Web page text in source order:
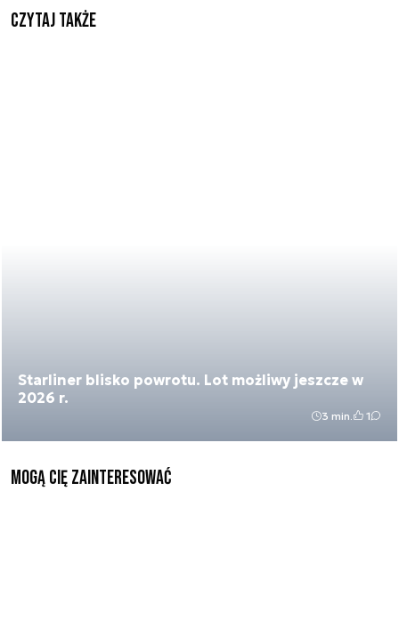
Czytaj także
Starliner blisko powrotu. Lot możliwy jeszcze w
2026 r.
3 min. 1
Mogą Cię zainteresować